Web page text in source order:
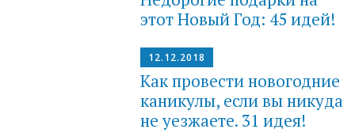
этот Новый Год: 45 идей!
12.12.2018
Как провести новогодние
каникулы, если вы никуда
не уезжаете. 31 идея!